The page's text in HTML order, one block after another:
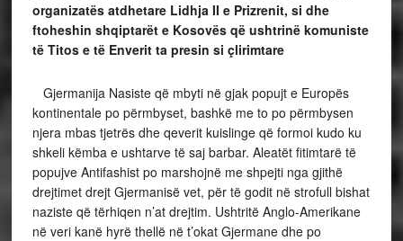
organizatës atdhetare Lidhja II e Prizrenit, si dhe
ftoheshin shqiptarët e Kosovës që ushtrinë komuniste
të Titos e të Enverit ta presin si çlirimtare
Gjermanija Nasiste që mbyti në gjak popujt e Europës
kontinentale po përmbyset, bashkë me to po përmbysen
njera mbas tjetrës dhe qeverit kuislinge që formoi kudo ku
shkeli këmba e ushtarve të saj barbar. Aleatët fitimtarë të
popujve Antifashist po marshojnë me shpejti nga gjithë
drejtimet drejt Gjermanisë vet, për të godit në strofull bishat
naziste që tërhiqen n’at drejtim. Ushtritë Anglo-Amerikane
në veri kanë hyrë thellë në t’okat Gjermane dhe po